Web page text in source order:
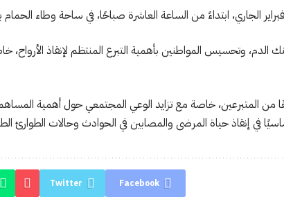
الدم، وتحسيس المواطنين بأهمية التبرع المنتظم لإنقاذ الأرواح،
من المتبرعين، خاصة مع تزايد الوعي المجتمعي حول أهمية
في إنقاذ حياة المرضى والمصابين في الحوادث وحالات الطوارئ
Facebook
Twitter